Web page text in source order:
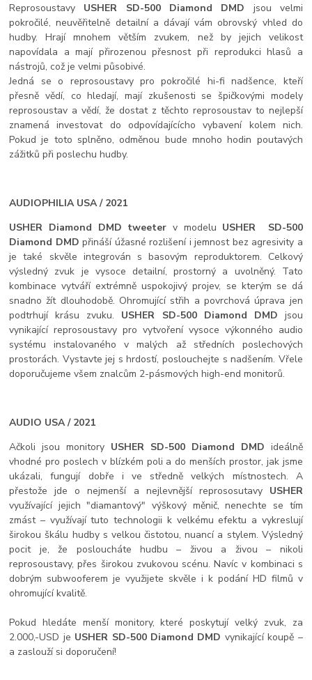
Reprosoustavy USHER SD-500 Diamond DMD jsou velmi
pokročilé, neuvěřitelně detailní a dávají vám obrovský vhled do
hudby. Hrají mnohem větším zvukem, než by jejich velikost
napovídala a mají přirozenou přesnost při reprodukci hlasů a
nástrojů, což je velmi působivé.
Jedná se o reprosoustavy pro pokročilé hi-fi nadšence, kteří
přesně vědí, co hledají, mají zkušenosti se špičkovými modely
reprosoustav a vědí, že dostat z těchto reprosoustav to nejlepší
znamená investovat do odpovídajícícho vybavení kolem nich.
Pokud je toto splněno, odměnou bude mnoho hodin poutavých
zážitků při poslechu hudby.
AUDIOPHILIA USA / 2021
USHER Diamond DMD tweeter v modelu USHER
SD-500
Diamond DMD přináší úžasné rozlišení i jemnost bez agresivity a
je také skvěle integrován s basovým reproduktorem. Celkový
výsledný zvuk je vysoce detailní, prostorný a uvolněný. Tato
kombinace vytváří extrémně uspokojivý projev, se kterým se dá
snadno žít dlouhodobě. Ohromující střih a povrchová úprava jen
podtrhují krásu zvuku. USHER SD-500 Diamond DMD jsou
vynikající reprosoustavy pro vytvoření vysoce výkonného audio
systému instalovaného v malých až středních poslechových
prostorách. Vystavte jej s hrdostí, poslouchejte s nadšením. Vřele
doporučujeme všem znalcům 2-pásmových high-end monitorů.
AUDIO USA / 2021
Ačkoli jsou monitory USHER SD-500 Diamond DMD ideálně
vhodné pro poslech v blízkém poli a do menších prostor, jak jsme
ukázali, fungují dobře i ve středně velkých místnostech. A
přestože jde o nejmenší a nejlevnější reprososutavy USHER
využívající jejich "diamantový" výškový měnič, nenechte se tím
zmást – využívají tuto technologii k velkému efektu a vykreslují
širokou škálu hudby s velkou čistotou, nuancí a stylem. Výsledný
pocit je, že posloucháte hudbu – živou a živou – nikoli
reprosoustavy, přes širokou zvukovou scénu. Navíc v kombinaci s
dobrým subwooferem je využijete skvěle i k podání HD filmů v
ohromující kvalitě.
Pokud hledáte menší monitory, které poskytují velký zvuk, za
2.000,-USD je USHER SD-500 Diamond DMD vynikající koupě –
a zaslouží si doporučení!